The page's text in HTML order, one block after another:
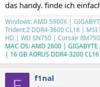
das handy. finde ich
Windows: AMD 5900X |
Trident Z DDR4-3600 CL18 | MSI
HD | WD SN750 | Corsair
MAC OS: AMD 2600 |
| 16 GB AORUS DDR4-3200
f1nal